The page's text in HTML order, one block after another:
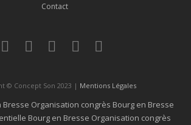
Contact
© Concept Son 2023 | Mentions Légales
Bresse Organisation congrès Bourg en Bresse
Bourg en Bresse Organisation congrès